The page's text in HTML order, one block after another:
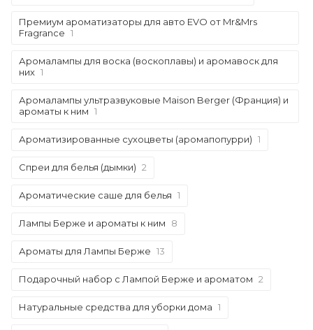
Премиум ароматизаторы для авто EVO от Mr&Mrs
Fragrance 1
Аромалампы для воска (воскоплавы) и аромавоск для
них 1
Аромалампы ультразвуковые Maison Berger (Франция) и
ароматы к ним 1
Ароматизированные сухоцветы (аромапопурри) 1
Спреи для белья (дымки) 2
Ароматические саше для белья 1
Лампы Берже и ароматы к ним 8
Ароматы для Лампы Берже 13
Подарочный набор с Лампой Берже и ароматом 2
Натуральные средства для уборки дома 1